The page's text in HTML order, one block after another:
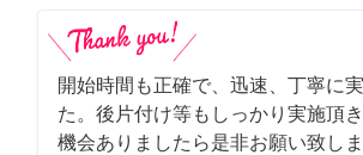
開始時間も正確で、迅速、丁寧に
た。後片付け等もしっかり実施頂
機会ありましたら是非お願い致しま